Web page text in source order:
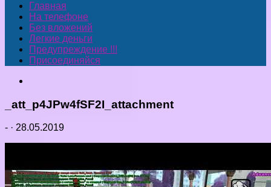
Главная
На телефоне
Без вложений
Легкие деньги
Предупреждение !!!
Присоединяйся
_att_p4JPw4fSF2I_attachment
- · 28.05.2019